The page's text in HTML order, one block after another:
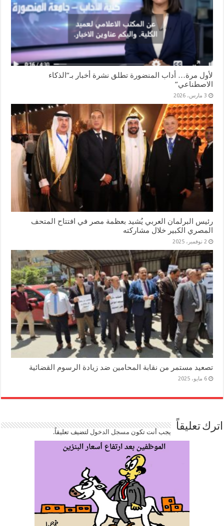
لأول مرة… أداب المنضورة تطلق نشرة أخبار بـ”الذكاء
الاصطناعي”
3 مارس، 2026
رئيس البرلمان العربي يُشيد بعظمة مصر في افتتاح المتحف
المصري الكبير خلال مشاركته
2 نوفمبر، 2025
تصعيد مستمر من نقابة المحامين ضد زيادة الرسوم القضائية
6 مايو، 2025
اترك تعليقاً يجب أنت تكون مسجل الدخوللتضيف تعليقاً.